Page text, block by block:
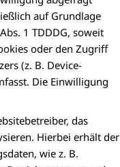
auf Grundlage
1 TDDDG, soweit
oder den Zugriff
(z. B. Device-
Die Einwilligung
das
Hierbei erhält der
wie z. B.